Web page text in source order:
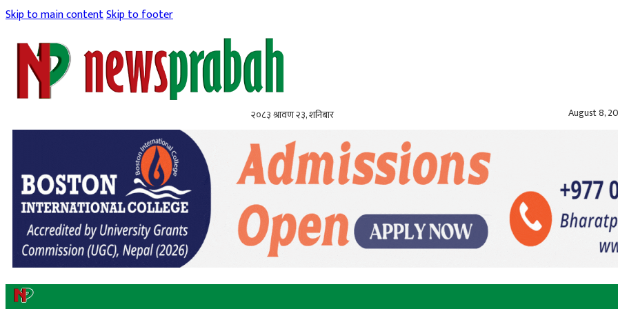
Skip to main contentSkip to footer
२०८३ श्रावण २३, शनिबार August 8,